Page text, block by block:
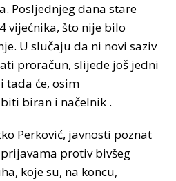
Posljednjeg dana stare
vijećnika, što nije bilo
U slučaju da ni novi saziv
proračun, slijede još jedni
tada će, osim
biran i načelnik .
Perković, javnosti poznat
protiv bivšeg
koje su, na koncu,